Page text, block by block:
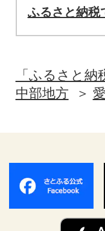
ふるさと納税
「ふるさと納
中部地方